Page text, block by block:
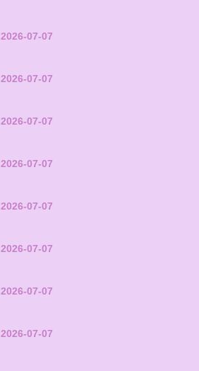
2026-07-07
2026-07-07
2026-07-07
2026-07-07
2026-07-07
2026-07-07
2026-07-07
2026-07-07